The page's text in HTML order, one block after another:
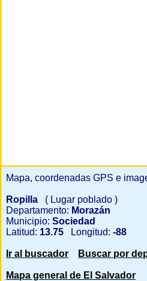
Mapa, coordenadas GPS e
Ropilla
( Lugar poblado )
Departamento: Morazán
Municipio: Sociedad
Latitud: 13.75 Longitud: -88
Ir al buscador Buscar por
Mapa general de El Salvador